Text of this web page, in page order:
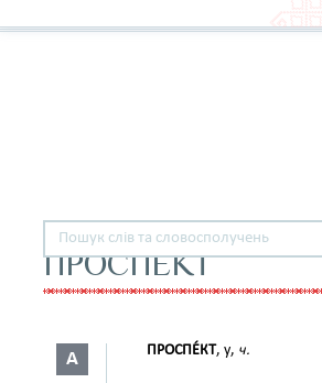
ПРОСПЕКТ
А ПРОСПЕ́КТ, у, ч.